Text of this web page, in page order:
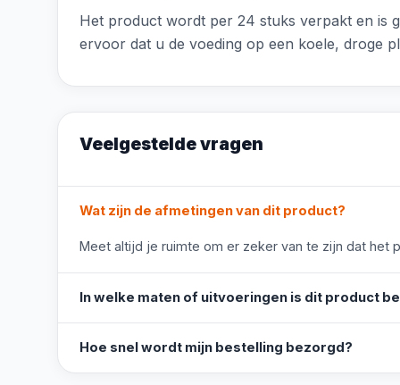
Het product wordt per 24 stuks verpakt en is
ervoor dat u de voeding op een koele, droge
Veelgestelde vragen
Wat zijn de afmetingen van dit product?
Meet altijd je ruimte om er zeker van te zijn dat het
In welke maten of uitvoeringen is dit product
Hoe snel wordt mijn bestelling bezorgd?